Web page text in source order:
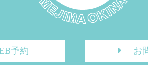
予約 お